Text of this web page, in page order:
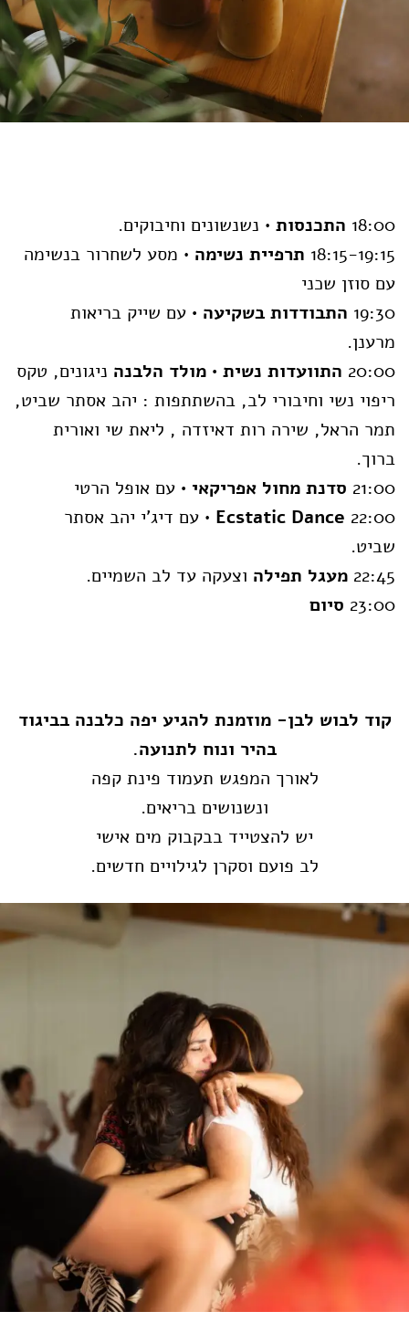
18:00 התכנסות • נשנשונים וחיבוקים.
18:15-19:15 תרפיית נשימה • מסע לשחרור בנשימה
עם סוזן שכני
19:30 התבודדות בשקיעה • עם שייק בריאות
מרענן.
20:00 התוועדות נשית • מולד הלבנה ניגונים, טקס
ריפוי נשי וחיבורי לב, בהשתתפות : יהב אסתר שביט,
תמר הראל, שירה רות דאיזדה , ליאת שי ואורית
ברוך.
21:00 סדנת מחול אפריקאי • עם אופל הרטי
22:00
Ecstatic Dance • עם דיג'י יהב אסתר
שביט.
22:45 מעגל תפילה וצעקה עד לב השמיים.
23:00 סיום
קוד לבוש לבן- מוזמנת להגיע יפה כלבנה בביגוד
בהיר ונוח לתנועה.
לאורך המפגש תעמוד פינת קפה
ונשנושים בריאים.
יש להצטייד בבקבוק מים אישי
לב פועם וסקרן לגילויים חדשים.